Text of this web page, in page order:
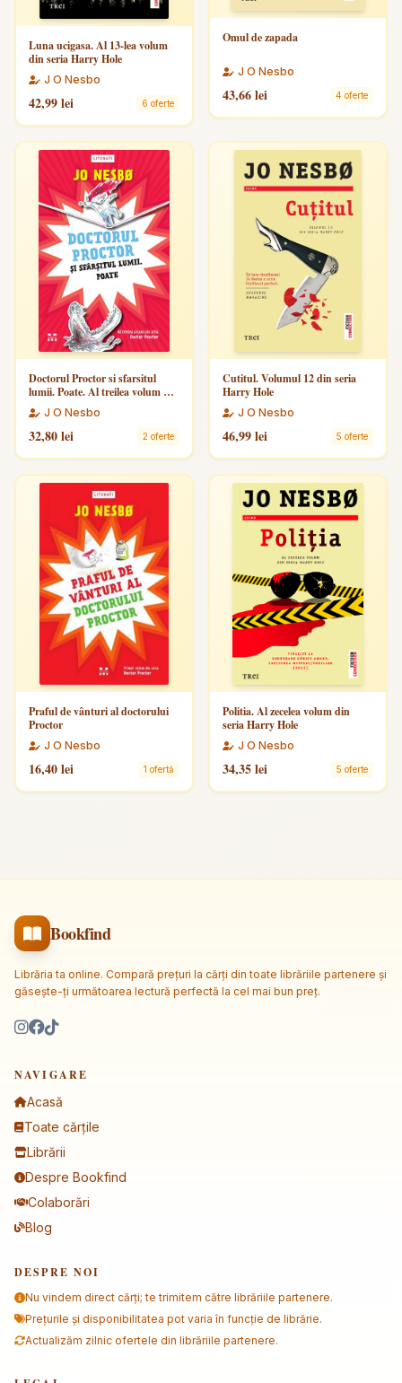
Luna ucigasa. Al 13-lea volum
din seria Harry Hole
J O Nesbo
42,99 lei 6 oferte
Omul de zapada
J O Nesbo
43,66 lei 4 oferte
Doctorul Proctor si sfarsitul
lumii. Poate. Al treilea volum din
seria Doctor Proctor
J O Nesbo
32,80 lei 2 oferte
Cutitul. Volumul 12 din seria
Harry Hole
J O Nesbo
46,99 lei 5 oferte
Praful de vânturi al doctorului
Proctor
J O Nesbo
16,40 lei 1 ofertă
Politia. Al zecelea volum din
seria Harry Hole
J O Nesbo
34,35 lei 5 oferte
Bookfind
Librăria ta online. Compară prețuri la cărți din toate librăriile partenere și
găsește-ți următoarea lectură perfectă la cel mai bun preț.
NAVIGARE
Acasă
Toate cărțile
Librării
Despre Bookfind
Colaborări
Blog
DESPRE NOI
Nu vindem direct cărți; te trimitem către librăriile partenere.
Prețurile și disponibilitatea pot varia în funcție de librărie.
Actualizăm zilnic ofertele din librăriile partenere.